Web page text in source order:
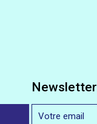
Newsletter